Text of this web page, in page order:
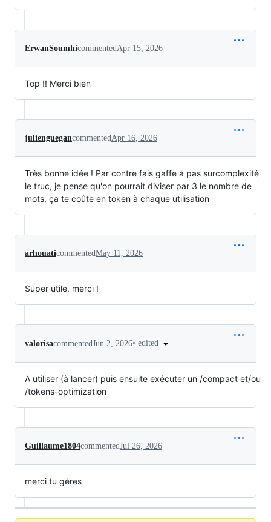
ErwanSoumhicommentedApr 15, 2026
Top !! Merci bien
julienguegancommentedApr 16, 2026
Très bonne idée ! Par contre fais gaffe à pas surcomplexité
le truc, je pense qu'on pourrait diviser par 3 le nombre de
mots, ça te coûte en token à chaque utilisation
arhouaticommentedMay 11, 2026
Super utile, merci !
valorisacommentedJun 2, 2026• edited
A utiliser (à lancer) puis ensuite exécuter un /compact et/ou
/tokens-optimization
Guillaume1804commentedJul 26, 2026
merci tu gères